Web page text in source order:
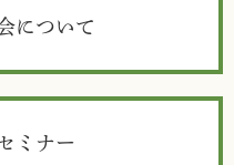
について
ミナー